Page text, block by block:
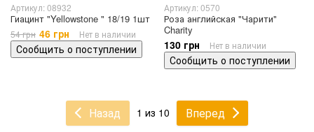
Артикул: 08932
Гиацинт "Yellowstone " 18/19 1шт
54 грн 46 грн Нет в наличии
Сообщить о поступлении
Артикул: 0570
Роза английская "Чарити"
Charity
130 грн Нет в наличии
Сообщить о поступлении
Назад 1 из 10 Вперед